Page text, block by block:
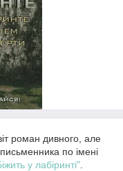
роман дивного, але
по імені
у лабіринті"